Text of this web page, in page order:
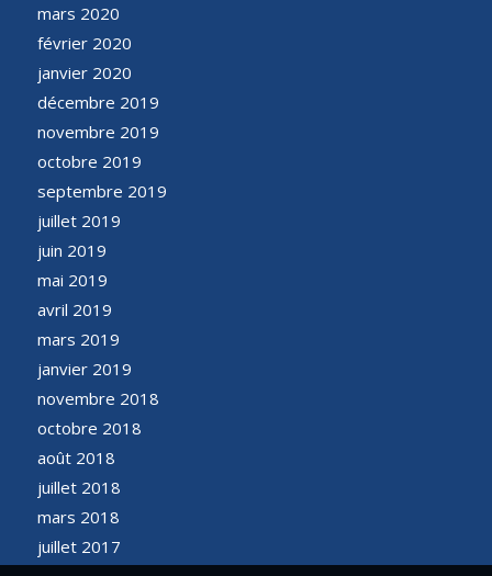
mars 2020
février 2020
janvier 2020
décembre 2019
novembre 2019
octobre 2019
septembre 2019
juillet 2019
juin 2019
mai 2019
avril 2019
mars 2019
janvier 2019
novembre 2018
octobre 2018
août 2018
juillet 2018
mars 2018
juillet 2017